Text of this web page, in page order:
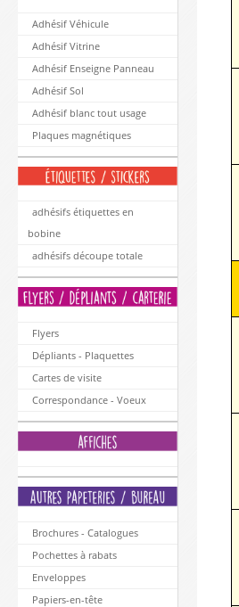
Adhésif Véhicule
Adhésif Vitrine
Adhésif Enseigne Panneau
Adhésif Sol
Adhésif blanc tout usage
Plaques magnétiques
adhésifs étiquettes en
bobine
adhésifs découpe totale
Flyers
Dépliants - Plaquettes
Cartes de visite
Correspondance - Voeux
Brochures - Catalogues
Pochettes à rabats
Enveloppes
Papiers-en-tête